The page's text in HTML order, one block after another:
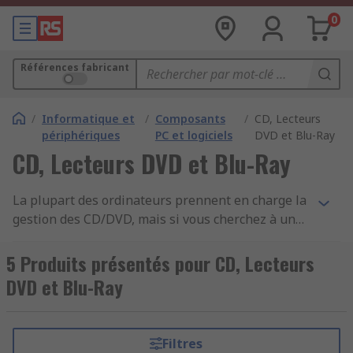
0
Références fabricant
/ Informatique et
périphériques
/ Composants
PC et logiciels
/ CD, Lecteurs
DVD et Blu-Ray
CD, Lecteurs DVD et Blu-Ray
La plupart des ordinateurs prennent en charge la
gestion des CD/DVD, mais si vous cherchez à un
possédez un ordinateur portable, un lecteur de
DVD externe peut répondre à vos attentes. Un
lecteur/graveur optique est un périphérique
disques optiques par le biais de la technologie à
5 Produits présentés pour CD, Lecteurs
DVD et Blu-Ray
Filtres